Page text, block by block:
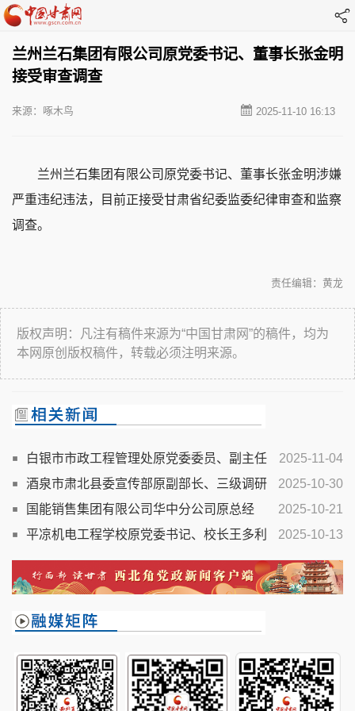
兰州兰石集团有限公司原党委书记、董事长张金明
接受审查调查
2025-11-10 16:13
来源：啄木鸟
兰州兰石集团有限公司原党委书记、董事长张金明涉嫌
严重违纪违法，目前正接受甘肃省纪委监委纪律审查和监察
调查。
责任编辑：黄龙
版权声明：凡注有稿件来源为“中国甘肃网”的稿件，均为
本网原创版权稿件，转载必须注明来源。
2025-11-04
白银市市政工程管理处原党委委员、副主任
王跃兵严重违纪违法被开除党籍和公职
2025-10-30
酒泉市肃北县委宣传部原副部长、三级调研
员于智虎严重违纪违法被开除党籍和公职
2025-10-21
国能销售集团有限公司华中分公司原总经
理、党委副书记贺耀东接受审查调查
2025-10-13
平凉机电工程学校原党委书记、校长王多利
严重违纪违法被开除党籍